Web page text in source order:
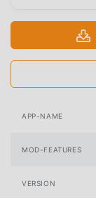
APP-NAME
MOD-FEATURES
VERSION